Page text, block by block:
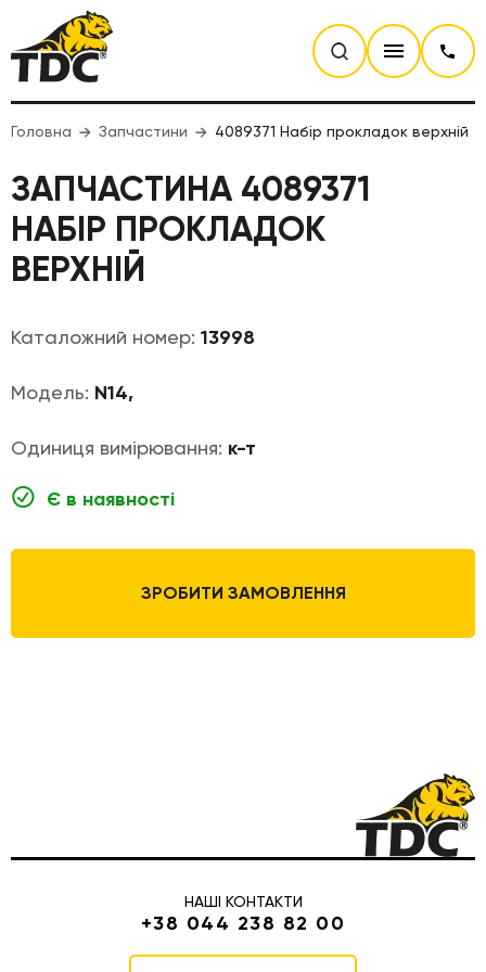
Головна Запчастини 4089371 Набір прокладок верхній
ЗАПЧАСТИНА 4089371
НАБІР ПРОКЛАДОК
ВЕРХНІЙ
Каталожний номер: 13998
Модель: N14,
Одиниця вимірювання: к-т
Є в наявності
ЗРОБИТИ ЗАМОВЛЕННЯ
НАШІ КОНТАКТИ
+38 044 238 82 00